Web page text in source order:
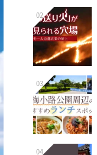
02
03
04